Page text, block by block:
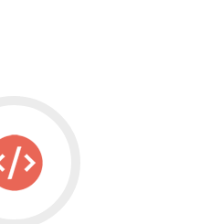
to
DEVELOPMENT